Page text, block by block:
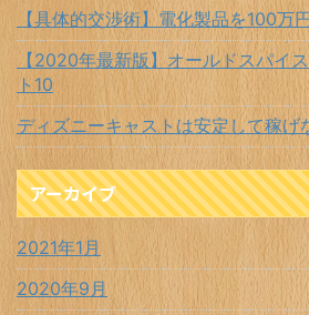
【具体的交渉術】電化製品を100万
【2020年最新版】オールドスパイ
ト10
ディズニーキャストは安定して稼げ
アーカイブ
2021年1月
2020年9月